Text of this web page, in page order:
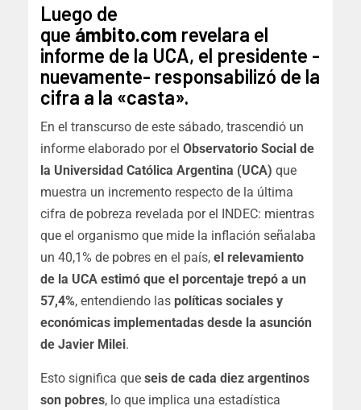
Luego de
que ámbito.com revelara el
informe de la UCA, el presidente -
nuevamente- responsabilizó de la
cifra a la «casta».
En el transcurso de este sábado, trascendió un
informe elaborado por el Observatorio Social de
la Universidad Católica Argentina (UCA) que
muestra un incremento respecto de la última
cifra de pobreza revelada por el INDEC: mientras
que el organismo que mide la inflación señalaba
un 40,1% de pobres en el país, el relevamiento
de la UCA estimó que el porcentaje trepó a un
57,4%, entendiendo las políticas sociales y
económicas implementadas desde la asunción
de Javier Milei.
Esto significa que seis de cada diez argentinos
son pobres, lo que implica una estadística